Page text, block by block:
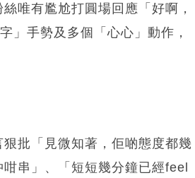
唯有尷尬打圓場回應「好啊，
」手勢及多個「心心」動作，
批「見微知著，佢啲態度都幾
串」、「短短幾分鐘已經feel